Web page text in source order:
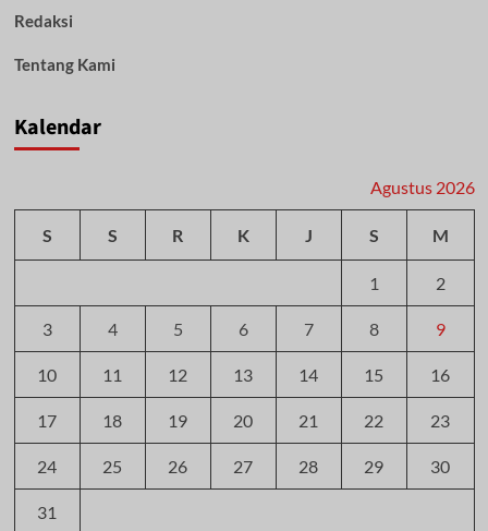
Redaksi
Tentang Kami
Kalendar
Agustus 2026
S S R K J S M
1 2
3 4 5 6 7 8 9
10 11 12 13 14 15 16
17 18 19 20 21 22 23
24 25 26 27 28 29 30
31